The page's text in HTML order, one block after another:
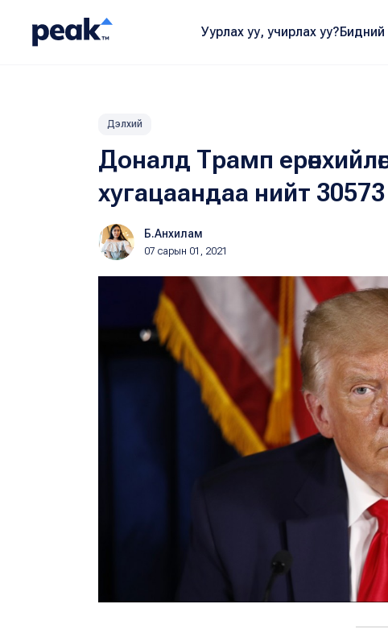
Уурлах уу, учирлах уу?Бидний
Дэлхий
Доналд Трамп
хугацаандаа нийт
Б.Анхилам
07 сарын 01, 2021